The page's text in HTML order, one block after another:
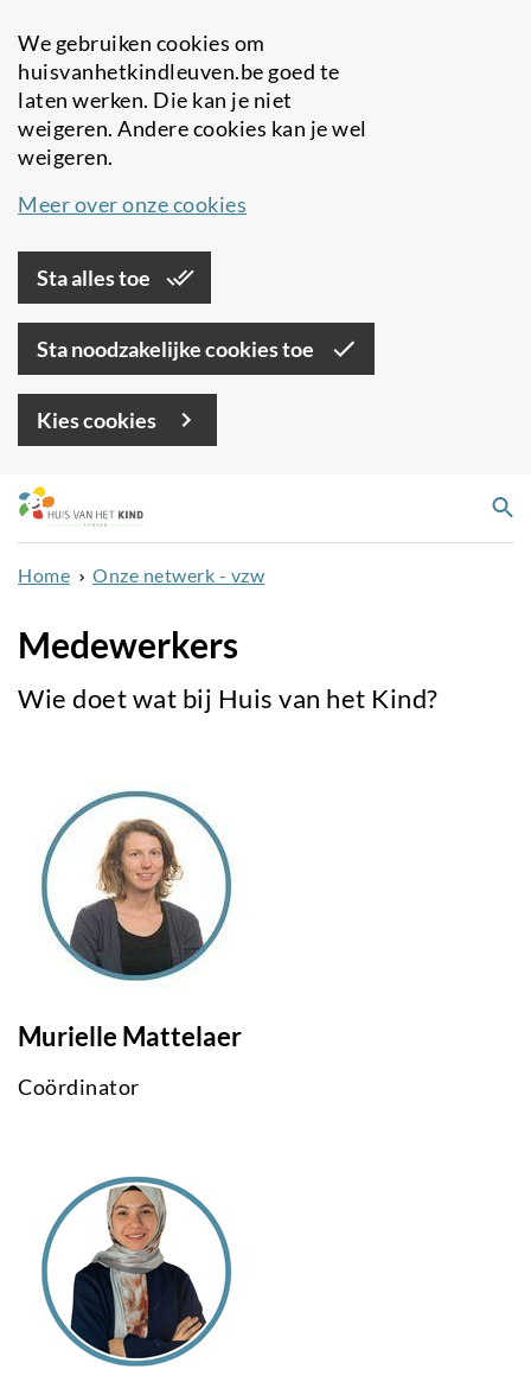
We gebruiken cookies om
huisvanhetkindleuven.be goed te
laten werken. Die kan je niet
weigeren. Andere cookies kan je wel
weigeren.
Meer over onze cookies
Sta alles toe
Sta noodzakelijke cookies toe
Kies cookies
Overslaan
en
naar
de
gaan
Home Onze netwerk - vzw
Medewerkers
Wie doet wat bij Huis van het Kind?
Murielle Mattelaer
Coördinator